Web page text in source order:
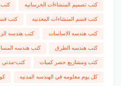
كتب تصميم المنشاءات الخرسانيه كتب
كتب قسم المنشاءات المعدنيه كتب
كتب هندسه الاساسات كتب هندسه
كتب هندسه الطرق كتب هندسه
كتب ومشاريع حصر كميات كتب-مدني
كل يوم معلومه في الهندسه المدنيه